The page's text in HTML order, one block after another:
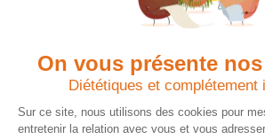
On vous présente
Diététiques et complétement
Sur ce site, nous utilisons des cookies pour
entretenir la relation avec vous et vous
Quels avantages fiscaux ?
Chaque don effectué à une
association reconnue d’utilité
publique comme CARE, est
Donner en
Vos dons
déductibles
vos impôts.